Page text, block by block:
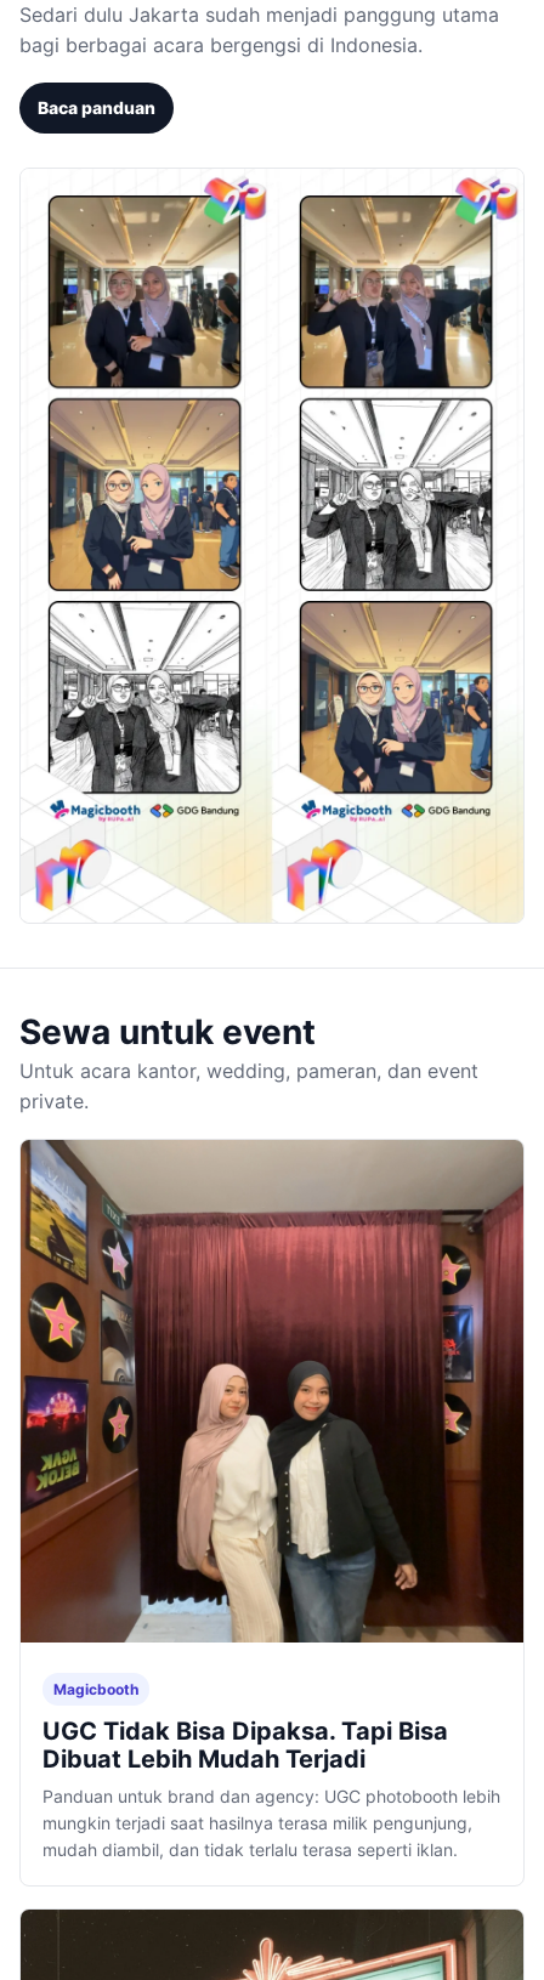
Sedari dulu Jakarta sudah menjadi panggung utama
bagi berbagai acara bergengsi di Indonesia.
Baca panduan
Sewa untuk event
Untuk acara kantor, wedding, pameran, dan event
private.
Magicbooth
UGC Tidak Bisa Dipaksa. Tapi Bisa
Dibuat Lebih Mudah Terjadi
Panduan untuk brand dan agency: UGC photobooth lebih
mungkin terjadi saat hasilnya terasa milik pengunjung,
mudah diambil, dan tidak terlalu terasa seperti iklan.